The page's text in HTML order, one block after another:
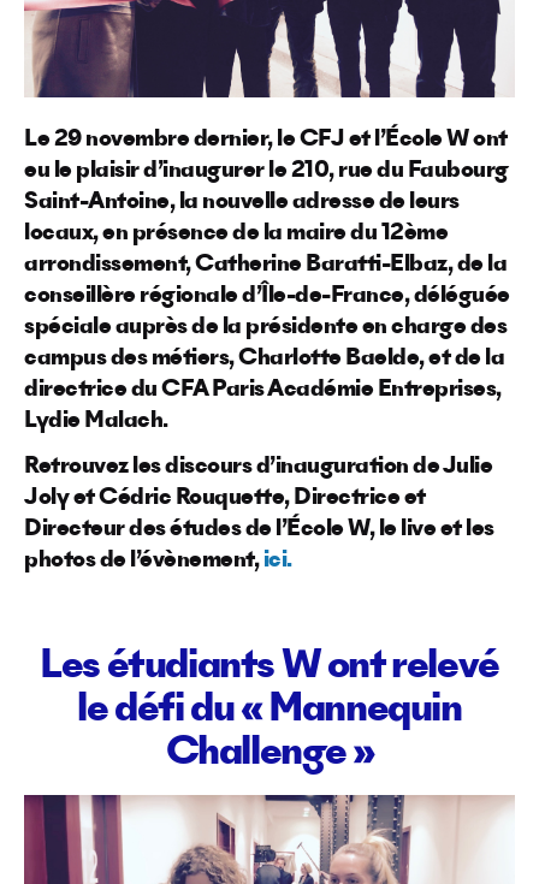
Le 29 novembre dernier, le CFJ et l’École W ont
eu le plaisir d’inaugurer le 210, rue du Faubourg
Saint-Antoine, la nouvelle adresse de leurs
locaux, en présence de la maire du 12ème
arrondissement, Catherine Baratti-Elbaz, de la
conseillère régionale d’Île-de-France, déléguée
spéciale auprès de la présidente en charge des
campus des métiers, Charlotte Baelde, et de la
directrice du CFA Paris Académie Entreprises,
Lydie Malach.
Retrouvez les discours d’inauguration de Julie
Joly et Cédric Rouquette, Directrice et
Directeur des études de l’École W, le live et les
photos de l’évènement, ici.
Les étudiants W ont relevé
le défi du « Mannequin
Challenge »